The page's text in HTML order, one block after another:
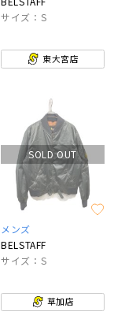
サイズ：S
東大宮店
SOLD OUT
メンズ
BELSTAFF
サイズ：S
草加店